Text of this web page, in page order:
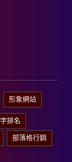
形象網站
排名
部落格行銷